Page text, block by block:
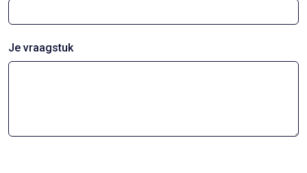
Je vraagstuk